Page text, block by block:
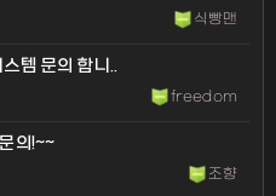
식빵맨
템 문의 합니..
freedom
의!~~
조향